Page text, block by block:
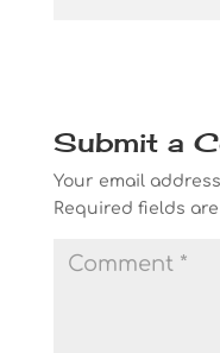
Submit a
Your email
Required fields